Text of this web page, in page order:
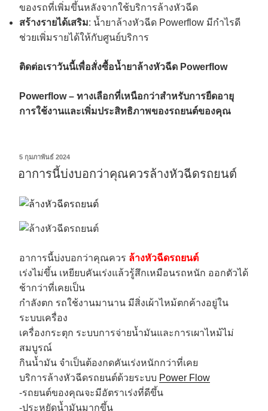
ของรถที่เพิ่มขึ้นหลังจากใช้บริการล้างหัวฉีด
สร้างรายได้เสริม: น้ำยาล้างหัวฉีด Powerflow มีกำไรดี
ช่วยเพิ่มรายได้ให้กับศูนย์บริการ
ติดต่อเราวันนี้เพื่อสั่งซื้อน้ำยาล้างหัวฉีด Powerflow
Powerflow – ทางเลือกที่เหนือกว่าสำหรับการยืดอายุ
การใช้งานและเพิ่มประสิทธิภาพของรถยนต์ของคุณ
5 กุมภาพันธ์ 2024
อาการนี้บ่งบอกว่าคุณควรล้างหัวฉีดรถยนต์
อาการนี้บ่งบอกว่าคุณควร ล้างหัวฉีดรถยนต์
เร่งไม่ขึ้น เหยียบคันเร่งแล้วรู้สึกเหมือนรถหนัก ออกตัวได้
ช้ากว่าที่เคยเป็น
กำลังตก รถใช้งานมานาน มีสิ่งเผ้าไหม้ตกค้างอยู่ใน
ระบบเครื่อง
เครื่องกระตุก ระบบการจ่ายน้ำมันและการเผาไหม้ไม่
สมบูรณ์
กินน้ำมัน จำเป็นต้องกดคันเร่งหนักกว่าที่เคย
บริการล้างหัวฉีดรถยนต์ด้วยระบบ Power Flow
-รถยนต์ของคุณจะมีอัตราเร่งที่ดีขึ้น
-ประหยัดน้ำมันมากขึ้น